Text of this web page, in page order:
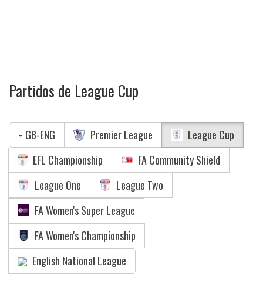
Partidos de League Cup
GB-ENG Premier League
League Cup
EFL Championship
FA Community Shield
League One
League Two
FA Women's Super League
FA Women's Championship
English National League